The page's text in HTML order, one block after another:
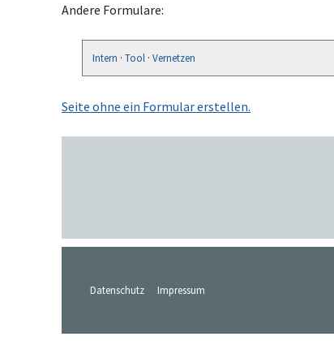
Andere Formulare:
Intern · Tool · Vernetzen
Seite ohne ein Formular erstellen.
Datenschutz Impressum